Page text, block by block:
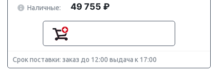
Наличные:
49 755 ₽
Срок поставки: заказ до 12:00 выдача к 17:00